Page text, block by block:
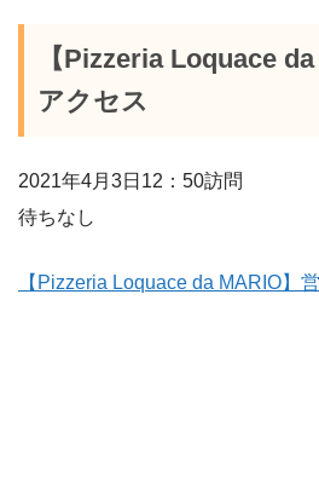
【Pizzeria Loquace
アクセス
2021年4月3日12：50訪問
待ちなし
【Pizzeria Loquace da MARIO】